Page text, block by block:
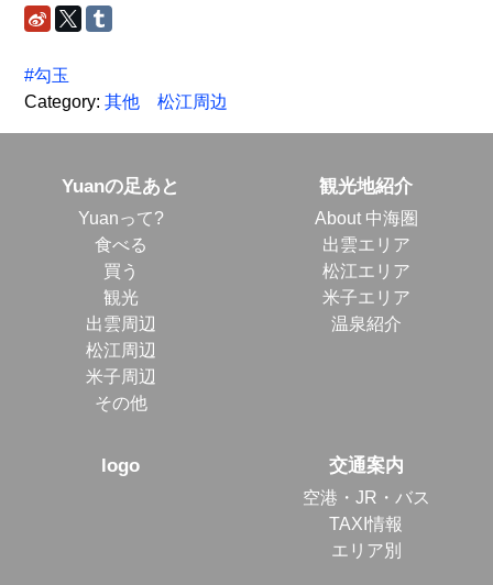
#勾玉
Category:其他 松江周边
Yuanの足あと
Yuanって?
食べる
買う
観光
出雲周辺
松江周辺
米子周辺
その他
観光地紹介
About 中海圏
出雲エリア
松江エリア
米子エリア
温泉紹介
logo 交通案内
空港・JR・バス
TAXI情報
エリア別